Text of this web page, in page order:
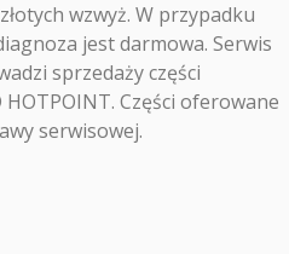
wzwyż. W przypadku
jest darmowa. Serwis
sprzedaży części
Części oferowane
serwisowej.